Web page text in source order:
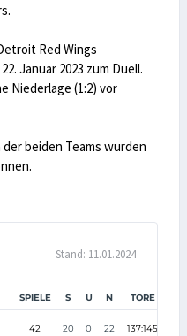
Red Wings
Januar 2023 zum Duell.
Niederlage (1:2) vor
beiden Teams wurden
Stand: 11.01.2024
SPIELE S U N TORE
42 20 0 22 137:145